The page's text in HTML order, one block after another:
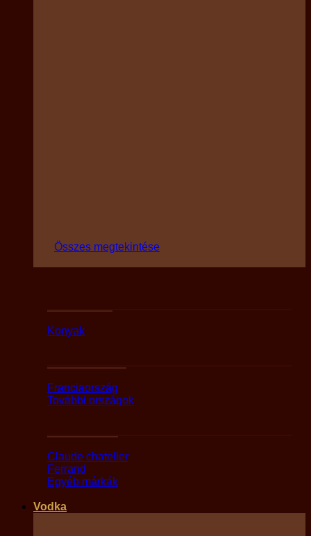
Összes megtekintése
Konyak
Franciaország
További országok
Claude chatelier
Ferrand
Egyéb márkák
Vodka